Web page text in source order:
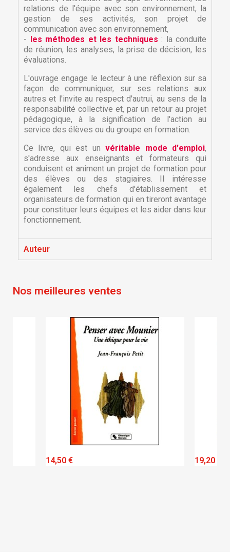
Ajouter à ma liste d'envies ×
Créer une liste d'envies ×
Nom de la liste d'envies
Annuler
Connexion ×
Vous devez être connecté pour ajouter des produits
à votre liste d'envies.
relations de l'équipe avec son environnement, la
gestion de ses activités, son projet de
communication avec son environnement,
- les méthodes et les techniques : la conduite
de réunion, les analyses, la prise de décision, les
évaluations.
L'ouvrage engage le lecteur à une réflexion sur sa
façon de communiquer, sur ses relations aux
autres et l'invite au respect d'autrui, au sens de la
responsabilité collective et, par un retour au projet
pédagogique, à la signification de l'action au
service des élèves ou du groupe en formation.
Ce livre, qui est unvéritable mode d'emploi,
s'adresse aux enseignants et formateurs qui
conduisent et animent un projet de formation pour
des élèves ou des stagiaires. Il intéresse
également les chefs d'établissement et
organisateurs de formation qui en tireront avantage
pour constituer leurs équipes et les aider dans leur
fonctionnement.
Auteur
Nos meilleures ventes
14,50 € 19,20 €